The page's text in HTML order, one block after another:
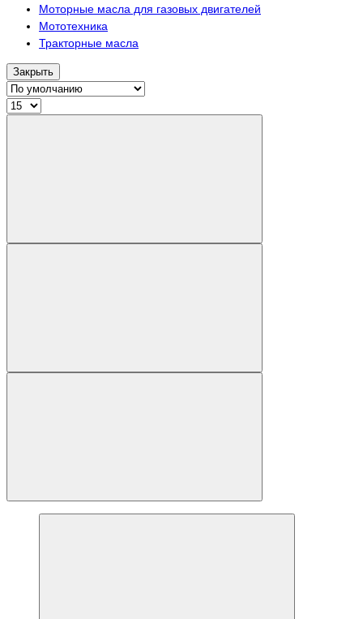
Моторные масла для газовых двигателей
Мототехника
Тракторные масла
Закрыть